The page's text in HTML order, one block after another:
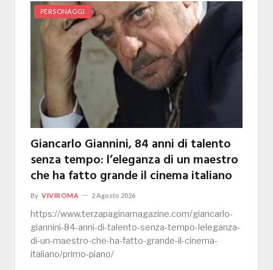
PERSONAGGI
Giancarlo Giannini, 84 anni di talento
senza tempo: l’eleganza di un maestro
che ha fatto grande il cinema italiano
By VIVIROMA 2 Agosto 2026
https://www.terzapaginamagazine.com/giancarlo-
giannini-84-anni-di-talento-senza-tempo-leleganza-
di-un-maestro-che-ha-fatto-grande-il-cinema-
italiano/primo-piano/